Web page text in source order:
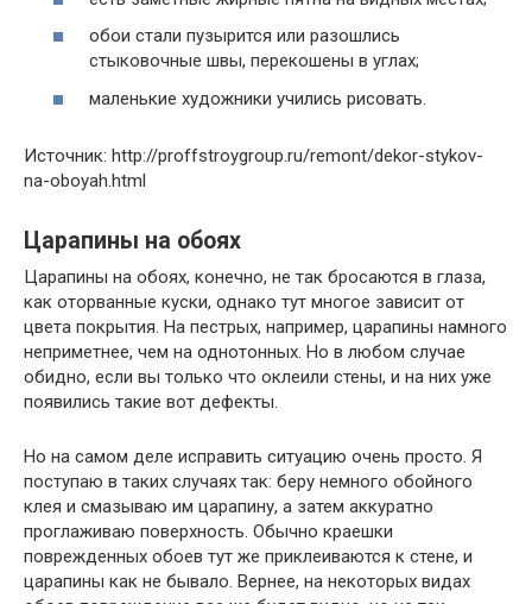
обои стали пузырится или разошлись
стыковочные швы, перекошены в углах;
маленькие художники учились рисовать.
Источник: http://proffstroygroup.ru/remont/dekor-stykov-
na-oboyah.html
Царапины на обоях
Царапины на обоях, конечно, не так бросаются в глаза,
как оторванные куски, однако тут многое зависит от
цвета покрытия. На пестрых, например, царапины намного
неприметнее, чем на однотонных. Но в любом случае
обидно, если вы только что оклеили стены, и на них уже
появились такие вот дефекты.
Но на самом деле исправить ситуацию очень просто. Я
поступаю в таких случаях так: беру немного обойного
клея и смазываю им царапину, а затем аккуратно
проглаживаю поверхность. Обычно краешки
поврежденных обоев тут же приклеиваются к стене, и
царапины как не бывало. Вернее, на некоторых видах